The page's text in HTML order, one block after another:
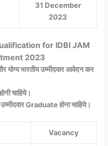
31 December
2023
for IDBI JAM
2023
योग्य भारतीय उम्मीदवार आवेदन कर
चाहिये।
Graduate होना चाहिये।
Vacancy